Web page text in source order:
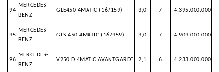
94
MERCEDES-
BENZ
GLE450 4MATIC (167159) 3,0 7 4.395.000.000
95
MERCEDES-
BENZ
GLS 450 4MATIC (167959) 3,0 7 4.909.000.000
96
MERCEDES-
BENZ
V250 D 4MATIC AVANTGARDE 2,1 6 4.233.000.000